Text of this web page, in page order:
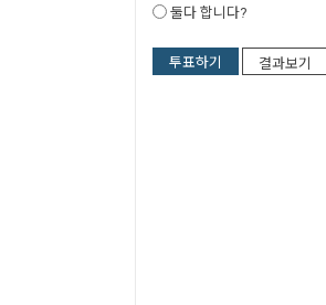
둘다 합니다?
투표하기 결과보기